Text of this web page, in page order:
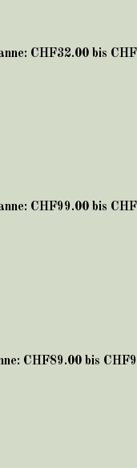
CHF32.00 bis
CHF99.00 bis
CHF89.00 bis